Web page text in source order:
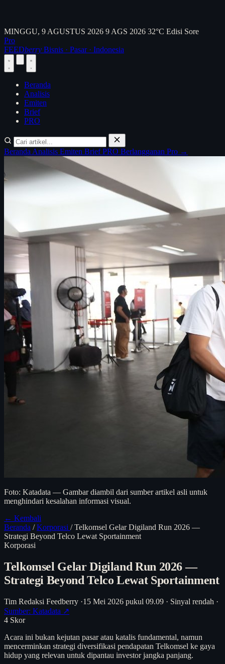
MINGGU, 9 AGUSTUS 2026 9 AGS 2026 32°C Edisi Sore
Pro
FEEDberry Bisnis · Pasar · Indonesia
Beranda
Analisis
Emiten
Brief
PRO
Beranda Analisis Emiten BriefPRO Berlangganan Pro →
Foto: Katadata — Gambar diambil dari sumber artikel asli untuk
menghindari kesalahan informasi visual.
← Kembali
Beranda / Korporasi / Telkomsel Gelar Digiland Run 2026 —
Strategi Beyond Telco Lewat Sportainment
Korporasi
Telkomsel Gelar Digiland Run 2026 —
Strategi Beyond Telco Lewat Sportainment
Tim Redaksi Feedberry ·15 Mei 2026 pukul 09.09 · Sinyal rendah ·
Sumber: Katadata ↗
4 Skor
Acara ini bukan kejutan pasar atau katalis fundamental, namun
mencerminkan strategi diversifikasi pendapatan Telkomsel ke gaya
hidup yang relevan untuk dipantau investor jangka panjang.